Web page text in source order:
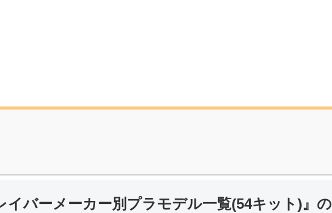
イバーメーカー別プラモデル一覧(54キット)』の